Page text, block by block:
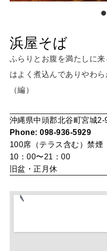
明日
[12星座別]
女神まり愛の
ママも
浜屋そば
ふらりとお腹を満たしに
はよく煮込んでありやわら
（編）
沖縄県中頭郡北谷町宮城2-
Phone: 098-936-5929
100席（テラス含む）禁煙
10：00〜21：00
旧盆・正月休